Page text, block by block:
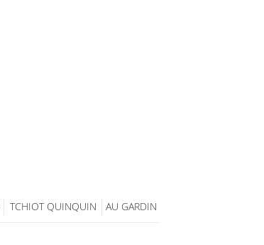
TCHIOT QUINQUIN AU GARDIN